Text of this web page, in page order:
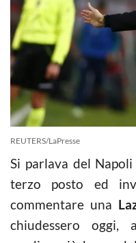
REUTERS/LaPresse
Si parlava del
terzo posto ed
commentare una
chiudessero oggi,